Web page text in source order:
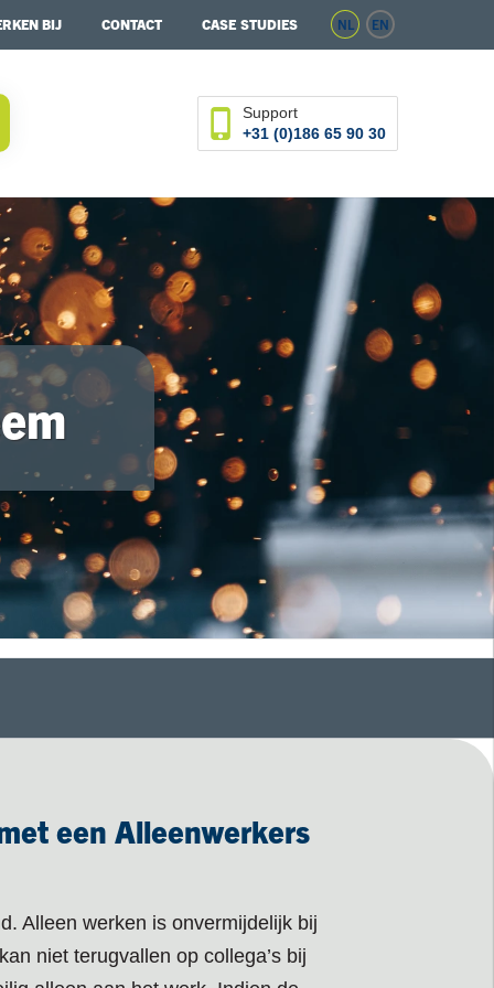
BIJ CONTACT CASE STUDIES NL EN
Support
+31 (0)186 65 90 30
een Alleenwerkers
Alleen werken is onvermijdelijk bij
niet terugvallen op collega’s bij